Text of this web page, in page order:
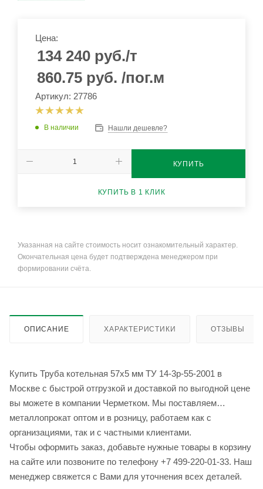
Цена:
134 240 руб./т
860.75 руб. /пог.м
Артикул: 27786
В наличии Нашли дешевле?
КУПИТЬ
КУПИТЬ В 1 КЛИК
Указанная на сайте стоимость носит ознакомительный характер.
Окончательная цена будет подтверждена менеджером при
формировании счёта.
ОПИСАНИЕ ХАРАКТЕРИСТИКИ ОТЗЫВЫ
Купить Труба котельная 57х5 мм ТУ 14-3р-55-2001 в
Москве с быстрой отгрузкой и доставкой по выгодной цене
вы можете в компании Черметком. Мы поставляем
металлопрокат оптом и в розницу, работаем как с
организациями, так и с частными клиентами.
Чтобы оформить заказ, добавьте нужные товары в корзину
на сайте или позвоните по телефону +7 499-220-01-33. Наш
менеджер свяжется с Вами для уточнения всех деталей.